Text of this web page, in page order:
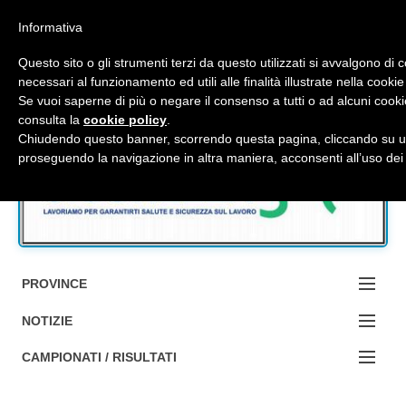
Accedi / Registrati
Contattaci
Cerca
PROVINCE
EDIZIONE:
BOLOGNA
NOTIZIE
NOTIZIE:
CAMPIONATI / RISULTATI
Informativa
Questo sito o gli strumenti terzi da questo utilizzati si avvalgono di
necessari al funzionamento ed utili alle finalità illustrate nella
Se vuoi saperne di più o negare il consenso a tutti o ad alcuni
consulta la cookie policy
Chiudendo questo banner, scorrendo questa pagina, cliccando su
proseguendo la navigazione in altra maniera, acconsenti all’uso